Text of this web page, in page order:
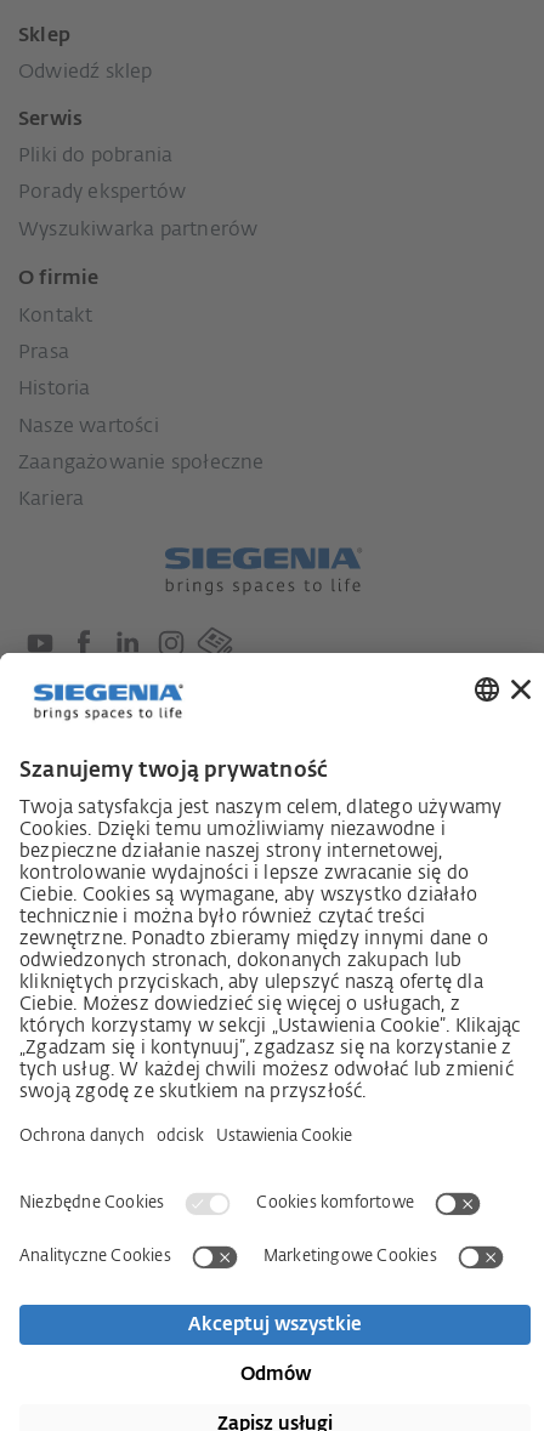
Sklep
Odwiedź sklep
Serwis
Pliki do pobrania
Porady ekspertów
Wyszukiwarka partnerów
O firmie
Kontakt
Prasa
Historia
Nasze wartości
Zaangażowanie społeczne
Kariera
Ustawa o nadzorze nad łańcuchami dostaw
Informacja dotycząca ustawy o należytej staranności
w łańcuchu dostaw (niem. LkSG)
Deklaracja zasad strategii w zakresie praw człowieka
Procedura składania skarg zgodnie z §§ 8, 9 ustawy o
należytej staranności w łańcuchu dostaw (niem. LkSG)
Imprint
OWS
Oświadczenie o ochronie danych osobowych
Informacja o realizowanej strategii podatkowej
Deklaracja dostępności
Newsletter